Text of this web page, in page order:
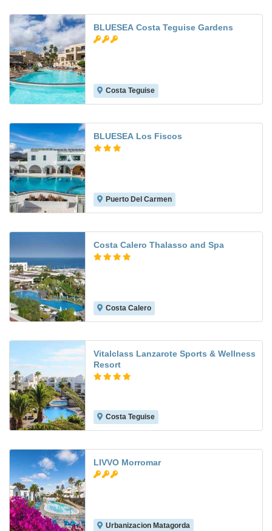
BLUESEA Costa Teguise Gardens
Costa Teguise
BLUESEA Los Fiscos
Puerto Del Carmen
Costa Calero Thalasso and Spa
Costa Calero
Vitalclass Lanzarote Sports & Wellness
Resort
Costa Teguise
LIVVO Morromar
Urbanizacion Matagorda